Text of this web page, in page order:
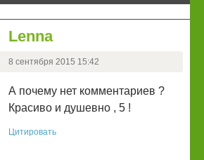
Lenna
8 сентября 2015 15:42
А почему нет комментариев ?
Красиво и душевно , 5 !
Цитировать